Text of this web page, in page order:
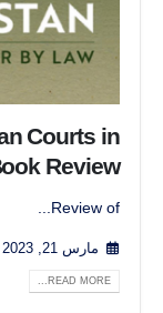
Courts in
Review
Review of...
مارس 21, 2023
READ MORE...